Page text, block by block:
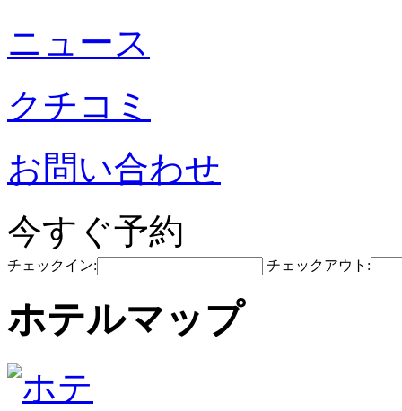
ニュース
クチコミ
お問い合わせ
今すぐ予約
チェックイン: チェックアウト:
ホテルマップ